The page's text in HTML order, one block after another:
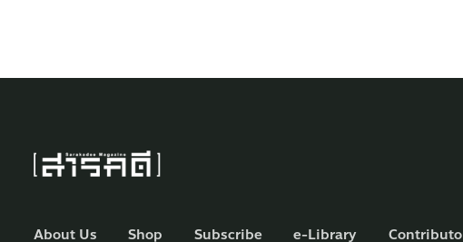
About Us Shop Subscribe e-Library